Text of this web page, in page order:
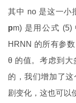
其中 no 是这一小
pm) 是用公式
HRNN 的所有参
θ 的值。考虑到大
的，我们增加了
剧变化，这也可以